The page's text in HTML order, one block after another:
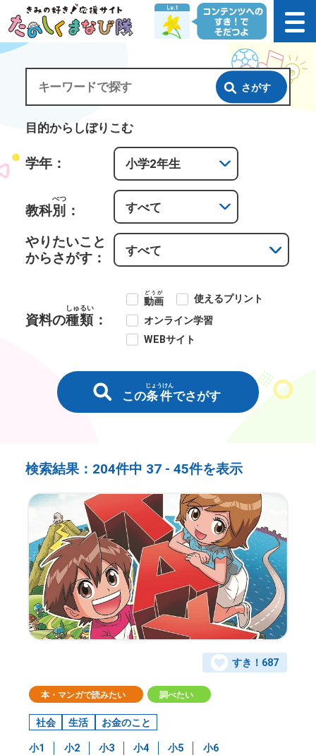
さがす
目的からしぼりこむ
学年：
教科別
べつ
：
やりたいこと
からさがす：
資料の種類
しゅるい
：
動画
どうが
使えるプリント
オンライン学習
WEBサイト
この条件
じょうけん
でさがす
検索結果： 204件中 37 - 45件を表示
すき！ 687
本・マンガで読みたい 調べたい
社会 生活 お金のこと
小1 小2 小3 小4 小5 小6